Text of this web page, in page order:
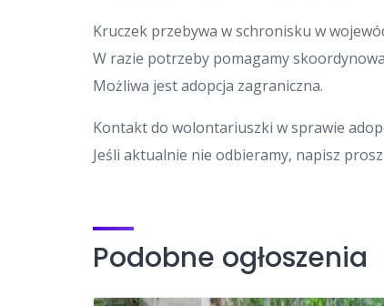
Kruczek przebywa w schronisku w
W razie potrzeby pomagamy
Możliwa jest adopcja zagraniczna.
Kontakt do wolontariuszki w sprawie
Jeśli aktualnie nie odbieramy, napisz
Podobne ogłoszenia